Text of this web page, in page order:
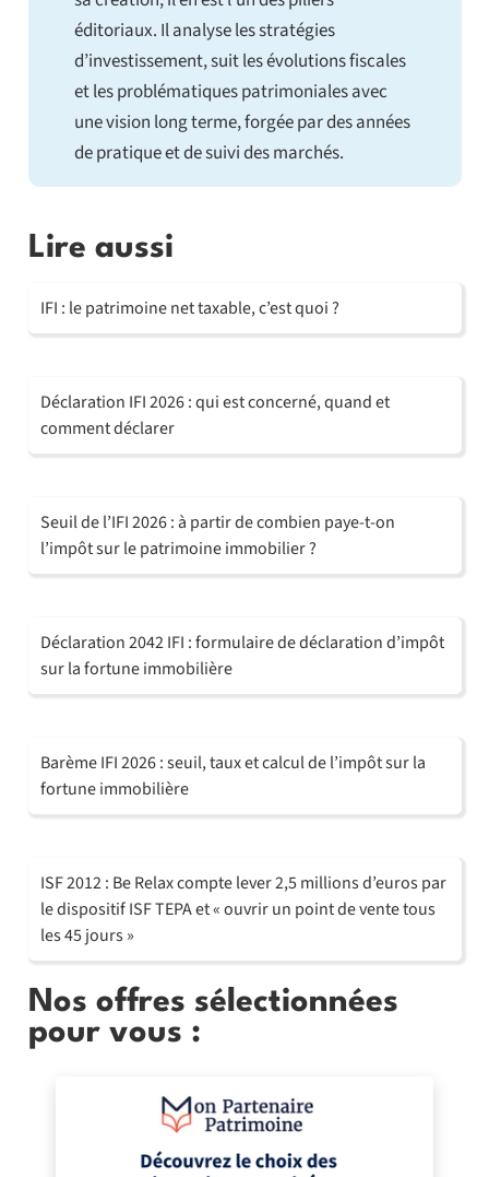
éditoriaux. Il analyse les stratégies
d’investissement, suit les évolutions fiscales
et les problématiques patrimoniales avec
une vision long terme, forgée par des années
de pratique et de suivi des marchés.
Lire aussi
IFI : le patrimoine net taxable, c’est quoi ?
Déclaration IFI 2026 : qui est concerné, quand et
comment déclarer
Seuil de l’IFI 2026 : à partir de combien paye-t-on
l’impôt sur le patrimoine immobilier ?
Déclaration 2042 IFI : formulaire de déclaration d’impôt
sur la fortune immobilière
Barème IFI 2026 : seuil, taux et calcul de l’impôt sur la
fortune immobilière
ISF 2012 : Be Relax compte lever 2,5 millions d’euros par
le dispositif ISF TEPA et « ouvrir un point de vente tous
les 45 jours »
Nos offres sélectionnées
pour vous :